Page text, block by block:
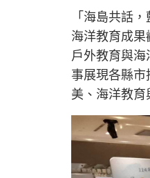
「海島共話
海洋教育成
戶外教育與
事展現各縣
美、海洋教育